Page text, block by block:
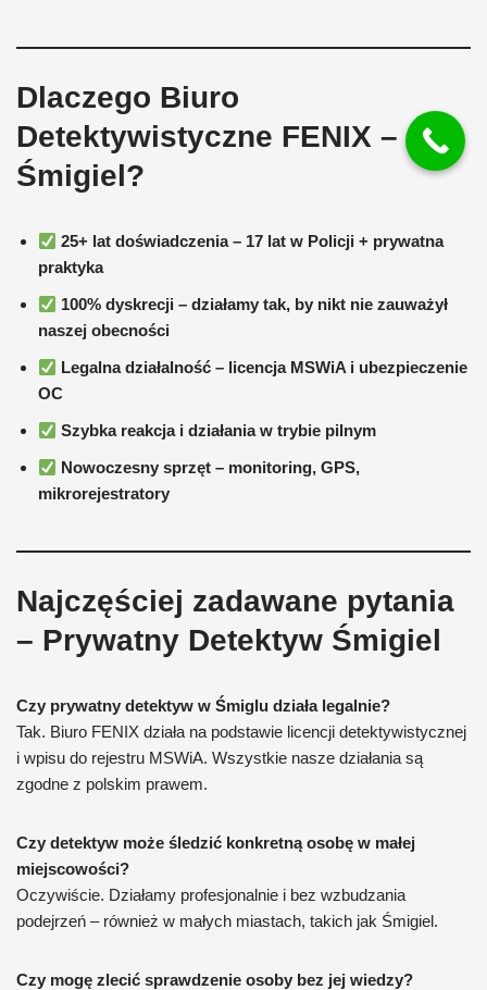
Dlaczego Biuro
Detektywistyczne FENIX –
Śmigiel?
25+ lat doświadczenia – 17 lat w Policji + prywatna
praktyka
100% dyskrecji – działamy tak, by nikt nie zauważył
naszej obecności
Legalna działalność – licencja MSWiA i ubezpieczenie
OC
Szybka reakcja i działania w trybie pilnym
Nowoczesny sprzęt – monitoring, GPS,
mikrorejestratory
Najczęściej zadawane pytania
– Prywatny Detektyw Śmigiel
Czy prywatny detektyw w Śmiglu działa legalnie?
Tak. Biuro FENIX działa na podstawie licencji detektywistycznej
i wpisu do rejestru MSWiA. Wszystkie nasze działania są
zgodne z polskim prawem.
Czy detektyw może śledzić konkretną osobę w małej
miejscowości?
Oczywiście. Działamy profesjonalnie i bez wzbudzania
podejrzeń – również w małych miastach, takich jak Śmigiel.
Czy mogę zlecić sprawdzenie osoby bez jej wiedzy?